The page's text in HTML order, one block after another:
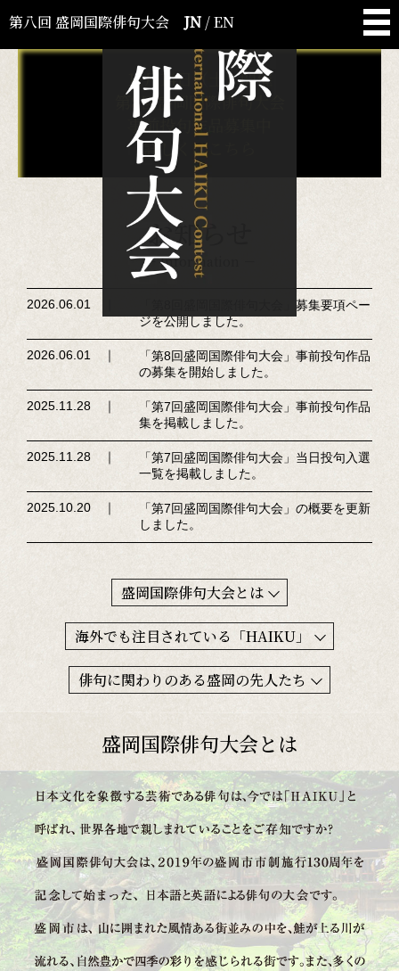
第八回 盛岡国際俳句大会 JN/EN
11月14日（土）開催
第8回盛岡国際俳句大会
事前投句作品募集中
詳しくはこちら
お知らせ
－ Information －
2026.06.01 ｜
「第8回盛岡国際俳句大会」募集要項ペー
ジを公開しました。
2026.06.01 ｜
「第8回盛岡国際俳句大会」事前投句作品
の募集を開始しました。
2025.11.28 ｜
「第7回盛岡国際俳句大会」事前投句作品
集を掲載しました。
2025.11.28 ｜
「第7回盛岡国際俳句大会」当日投句入選
一覧を掲載しました。
2025.10.20 ｜
「第7回盛岡国際俳句大会」の概要を更新
しました。
盛岡国際俳句大会とは
海外でも注目されている「HAIKU」
俳句に関わりのある盛岡の先人たち
盛岡国際俳句大会とは